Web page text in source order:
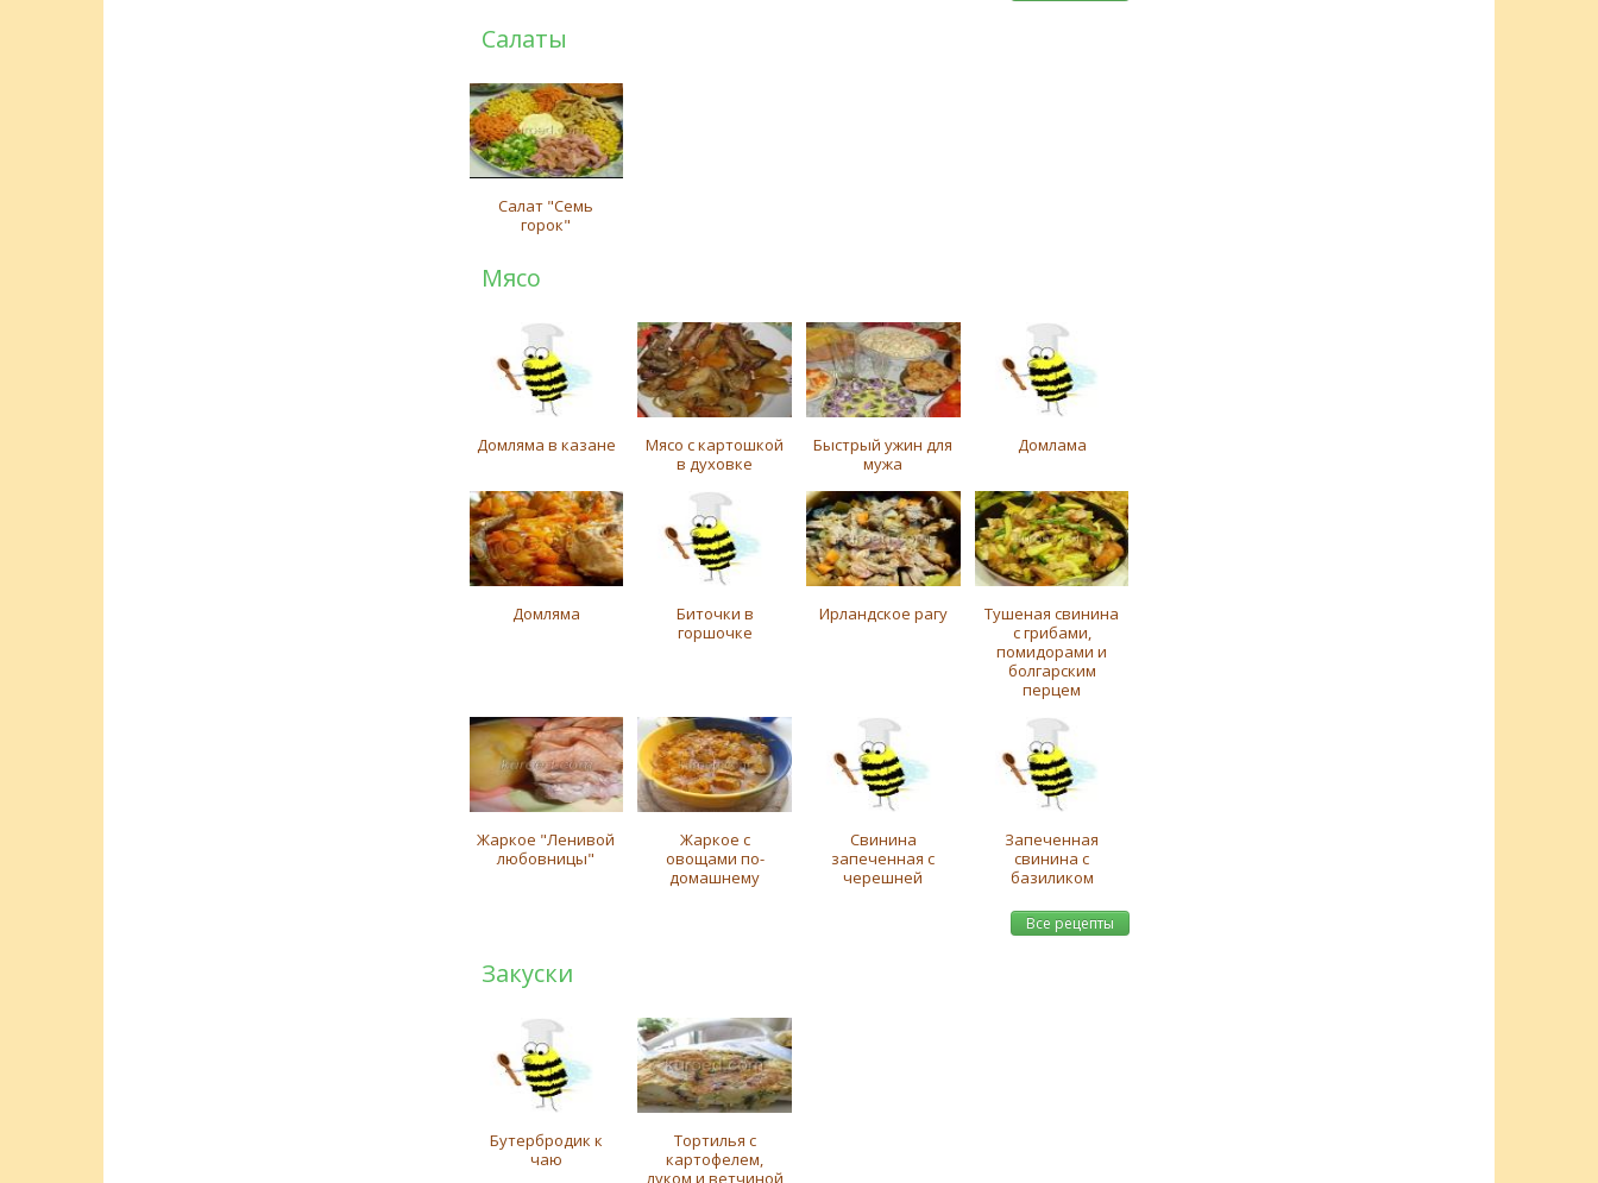
Салаты
Салат "Семь
горок"
Мясо
Домляма в казане
Мясо с картошкой
в духовке
Быстрый ужин для
мужа
Домлама
Домляма
Биточки в
горшочке
Ирландское рагу
Тушеная свинина
с грибами,
помидорами и
болгарским
перцем
Жаркое "Ленивой
любовницы"
Жаркое с
овощами по-
домашнему
Свинина
запеченная с
черешней
Запеченная
свинина с
базиликом
Все рецепты
Закуски
Бутербродик к
чаю
Тортилья с
картофелем,
луком и ветчиной